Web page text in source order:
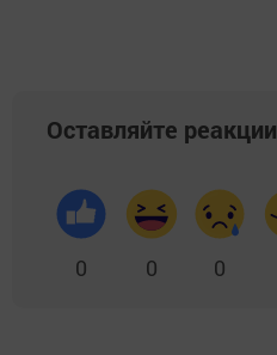
Оставляйте реакции
0 0 0